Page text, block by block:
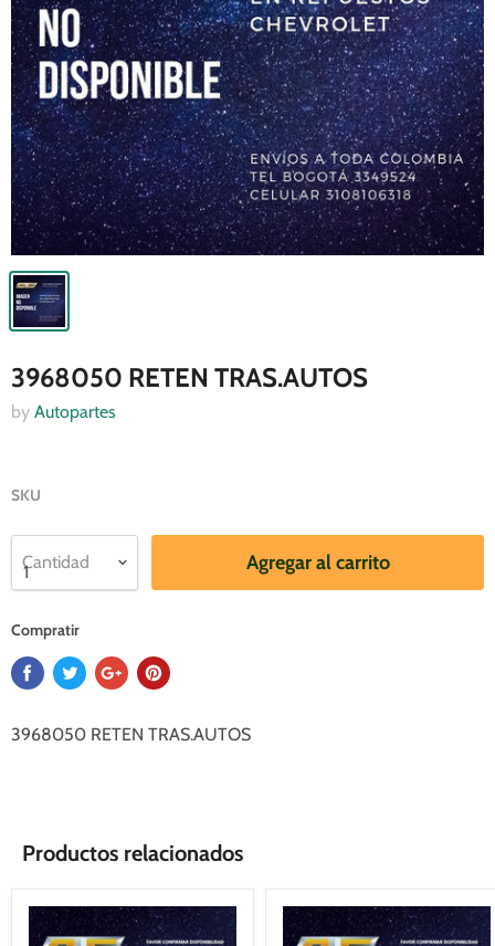
3968050 RETEN TRAS.AUTOS
by Autopartes
SKU
Cantidad Agregar al carrito
Compratir
3968050 RETEN TRAS.AUTOS
Productos relacionados